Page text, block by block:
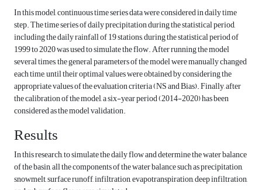
In this model, continuous time series data were considered in daily time
step. The time series of daily precipitation during the statistical period,
including the daily rainfall of 19 stations, during the statistical period of
1999 to 2020 was used to simulate the flow. After running the model
several times, the general parameters of the model were manually changed
each time, until their optimal values were obtained by considering the
appropriate values of the evaluation criteria (NS and Bias). Finally, after
the calibration of the model, a six-year period (2014-2020) has been
considered as the model validation.
Results
In this research, to simulate the daily flow and determine the water balance
of the basin, all the components of the water balance such as precipitation,
snowmelt, surface runoff, infiltration, evapotranspiration, deep infiltration,